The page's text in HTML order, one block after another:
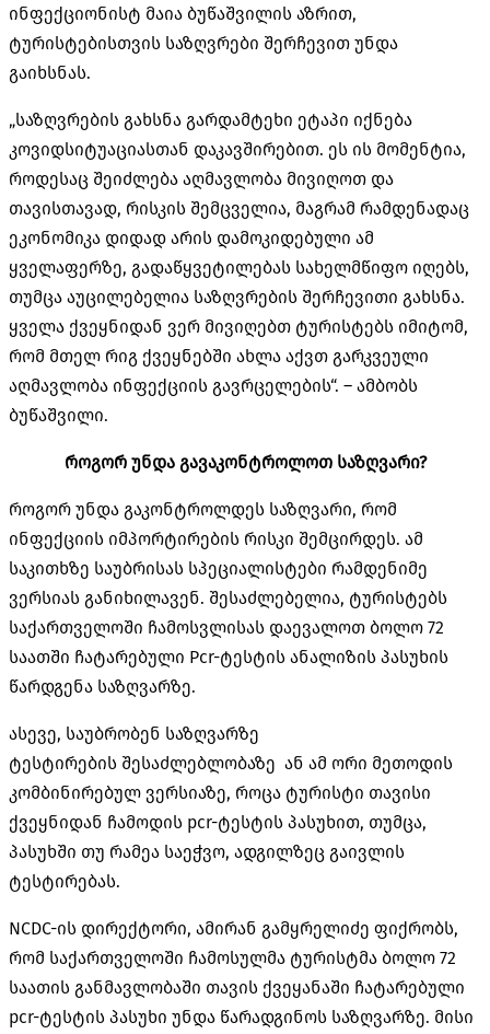
ინფექციონისტ მაია ბუწაშვილის აზრით,
ტურისტებისთვის საზღვრები შერჩევით უნდა
გაიხსნას.
„საზღვრების გახსნა გარდამტეხი ეტაპი იქნება
კოვიდსიტუაციასთან დაკავშირებით. ეს ის მომენტია,
როდესაც შეიძლება აღმავლობა მივიღოთ და
თავისთავად, რისკის შემცველია, მაგრამ რამდენადაც
ეკონომიკა დიდად არის დამოკიდებული ამ
ყველაფერზე, გადაწყვეტილებას სახელმწიფო იღებს,
თუმცა აუცილებელია საზღვრების შერჩევითი გახსნა.
ყველა ქვეყნიდან ვერ მივიღებთ ტურისტებს იმიტომ,
რომ მთელ რიგ ქვეყნებში ახლა აქვთ გარკვეული
აღმავლობა ინფექციის გავრცელების“. – ამბობს
ბუწაშვილი.
როგორ უნდა გავაკონტროლოთ საზღვარი?
როგორ უნდა გაკონტროლდეს საზღვარი, რომ
ინფექციის იმპორტირების რისკი შემცირდეს. ამ
საკითხზე საუბრისას სპეციალისტები რამდენიმე
ვერსიას განიხილავენ. შესაძლებელია, ტურისტებს
საქართველოში ჩამოსვლისას დაევალოთ ბოლო 72
საათში ჩატარებული Pcr-ტესტის ანალიზის პასუხის
წარდგენა საზღვარზე.
ასევე, საუბრობენ საზღვარზე
ტესტირების შესაძლებლობაზე ან ამ ორი მეთოდის
კომბინირებულ ვერსიაზე, როცა ტურისტი თავისი
ქვეყნიდან ჩამოდის pcr-ტესტის პასუხით, თუმცა,
პასუხში თუ რამეა საეჭვო, ადგილზეც გაივლის
ტესტირებას.
NCDC-ის დირექტორი, ამირან გამყრელიძე ფიქრობს,
რომ საქართველოში ჩამოსულმა ტურისტმა ბოლო 72
საათის განმავლობაში თავის ქვეყანაში ჩატარებული
pcr-ტესტის პასუხი უნდა წარადგინოს საზღვარზე. მისი